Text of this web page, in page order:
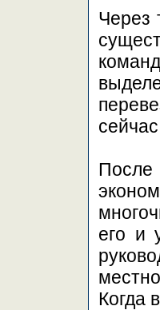
Через
его и
Когда